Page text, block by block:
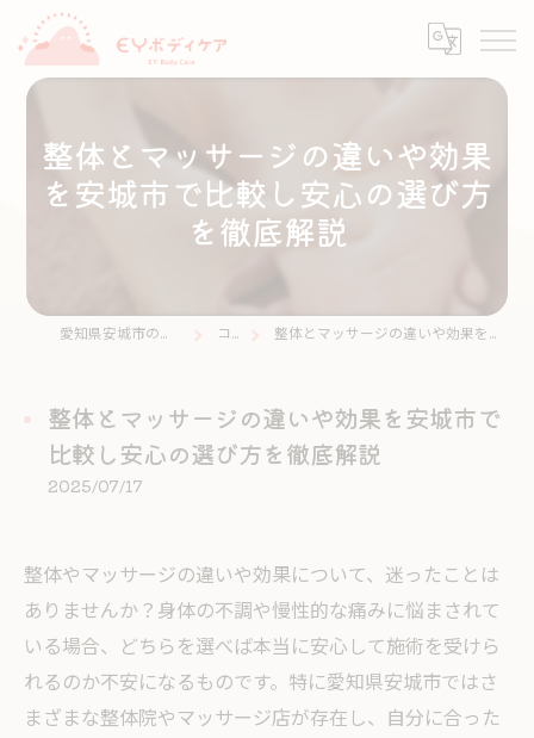
整体とマッサージの違いや効果
を安城市で比較し安心の選び方
を徹底解説
愛知県安城市の整体ならEYボディケア コラム 整体とマッサージの違いや効果を安城市で比較し安心の選び方を徹底解説
整体とマッサージの違いや効果を安城市で
比較し安心の選び方を徹底解説
2025/07/17
整体やマッサージの違いや効果について、迷ったことは
ありませんか？身体の不調や慢性的な痛みに悩まされて
いる場合、どちらを選べば本当に安心して施術を受けら
れるのか不安になるものです。特に愛知県安城市ではさ
まざまな整体院やマッサージ店が存在し、自分に合った